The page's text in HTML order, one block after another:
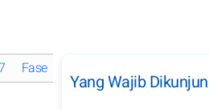
Fase Bulan di Agustus 2027
Yang Wajib